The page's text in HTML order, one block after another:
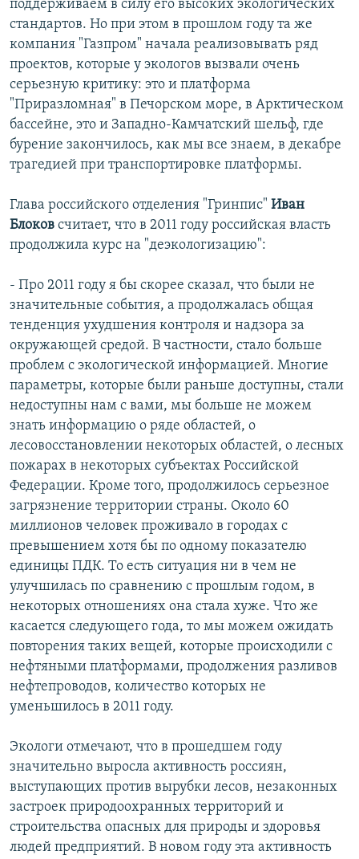
поддерживаем в силу его высоких экологических
стандартов. Но при этом в прошлом году та же
компания "Газпром" начала реализовывать ряд
проектов, которые у экологов вызвали очень
серьезную критику: это и платформа
"Приразломная" в Печорском море, в Арктическом
бассейне, это и Западно-Камчатский шельф, где
бурение закончилось, как мы все знаем, в декабре
трагедией при транспортировке платформы.
Глава российского отделения "Гринпис" Иван
Блоков считает, что в 2011 году российская власть
продолжила курс на "деэкологизацию":
- Про 2011 году я бы скорее сказал, что были не
значительные события, а продолжалась общая
тенденция ухудшения контроля и надзора за
окружающей средой. В частности, стало больше
проблем с экологической информацией. Многие
параметры, которые были раньше доступны, стали
недоступны нам с вами, мы больше не можем
знать информацию о ряде областей, о
лесовосстановлении некоторых областей, о лесных
пожарах в некоторых субъектах Российской
Федерации. Кроме того, продолжилось серьезное
загрязнение территории страны. Около 60
миллионов человек проживало в городах с
превышением хотя бы по одному показателю
единицы ПДК. То есть ситуация ни в чем не
улучшилась по сравнению с прошлым годом, в
некоторых отношениях она стала хуже. Что же
касается следующего года, то мы можем ожидать
повторения таких вещей, которые происходили с
нефтяными платформами, продолжения разливов
нефтепроводов, количество которых не
уменьшилось в 2011 году.
Экологи отмечают, что в прошедшем году
значительно выросла активность россиян,
выступающих против вырубки лесов, незаконных
застроек природоохранных территорий и
строительства опасных для природы и здоровья
людей предприятий. В новом году эта активность